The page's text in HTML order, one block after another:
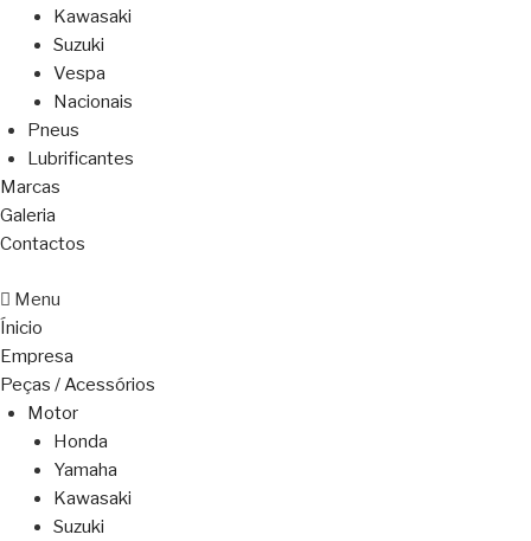
Kawasaki
Suzuki
Vespa
Nacionais
Pneus
Lubrificantes
Marcas
Galeria
Contactos
Menu
Ínicio
Empresa
Peças / Acessórios
Motor
Honda
Yamaha
Kawasaki
Suzuki